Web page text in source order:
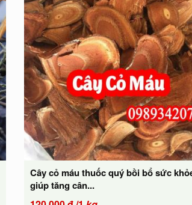
Cây cỏ máu thuốc quý bồi bổ sức
giúp tăng cân...